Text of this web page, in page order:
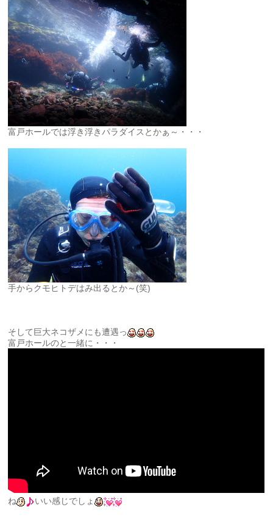
富戸ホールでは浮き浮きパラダイスとかぁ～・・・
手からクモヒトデはみ出るとか～(笑)
そして巨大ネコザメにも遭遇っ
富戸ホールのと一緒に・・・
ね いい感じでしょ